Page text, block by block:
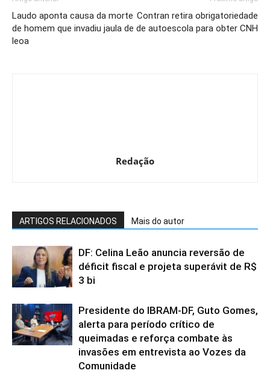
Laudo aponta causa da morte
de homem que invadiu jaula de
leoa
Contran retira obrigatoriedade
de autoescola para obter CNH
Redação
ARTIGOS RELACIONADOS Mais do autor
DF: Celina Leão anuncia reversão de
déficit fiscal e projeta superávit de R$
3 bi
Presidente do IBRAM-DF, Guto Gomes,
alerta para período crítico de
queimadas e reforça combate às
invasões em entrevista ao Vozes da
Comunidade